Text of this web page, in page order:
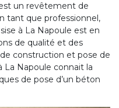
un revêtement de
tant que professionnel,
à La Napoule est en
de qualité et des
construction et pose de
La Napoule connait la
de pose d’un béton